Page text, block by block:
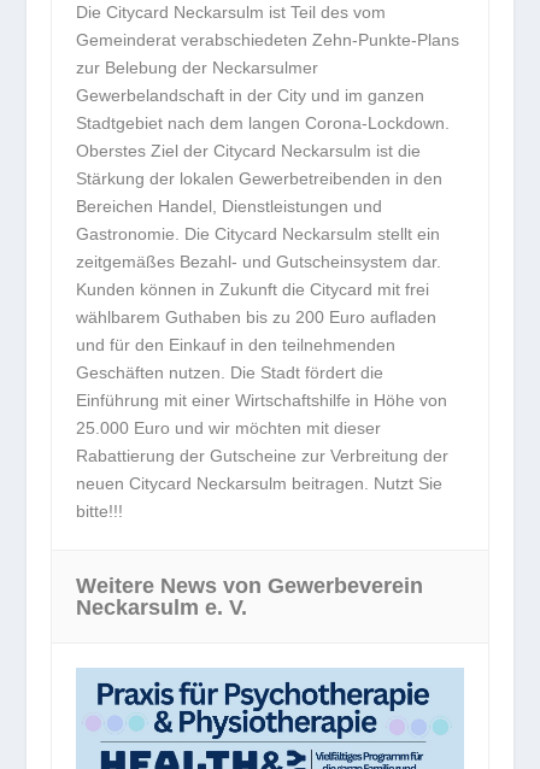
Die Citycard Neckarsulm ist Teil des vom
Gemeinderat verabschiedeten Zehn-Punkte-Plans
zur Belebung der Neckarsulmer
Gewerbelandschaft in der City und im ganzen
Stadtgebiet nach dem langen Corona-Lockdown.
Oberstes Ziel der Citycard Neckarsulm ist die
Stärkung der lokalen Gewerbetreibenden in den
Bereichen Handel, Dienstleistungen und
Gastronomie. Die Citycard Neckarsulm stellt ein
zeitgemäßes Bezahl- und Gutscheinsystem dar.
Kunden können in Zukunft die Citycard mit frei
wählbarem Guthaben bis zu 200 Euro aufladen
und für den Einkauf in den teilnehmenden
Geschäften nutzen. Die Stadt fördert die
Einführung mit einer Wirtschaftshilfe in Höhe von
25.000 Euro und wir möchten mit dieser
Rabattierung der Gutscheine zur Verbreitung der
neuen Citycard Neckarsulm beitragen. Nutzt Sie
bitte!!!
Weitere News von Gewerbeverein
Neckarsulm e. V.